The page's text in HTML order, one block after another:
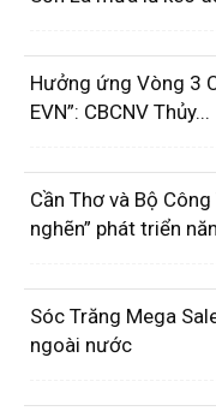
Hưởng ứng Vòng 3
EVN”: CBCNV Thủy...
Cần Thơ và Bộ
nghẽn” phát triển
Sóc Trăng Mega
ngoài nước